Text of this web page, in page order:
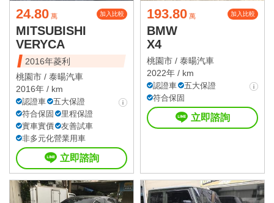
24.80 萬 加入比較
MITSUBISHI
VERYCA
2016年菱利
桃園市 / 泰暘汽車
2016年 / km
認證車
五大保證
符合保固
里程保證
實車實價
友善試車
非多元化營業用車
立即諮詢
193.80 萬 加入比較
BMW
X4
桃園市 / 泰暘汽車
2022年 / km
認證車
五大保證
符合保固
立即諮詢